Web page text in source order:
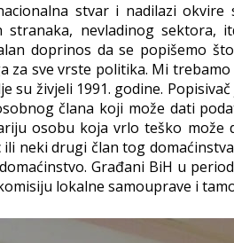
stvar i nadilazi
nevladinog sektora,
doprinos da se popišemo
za sve vrste politika. Mi
su živjeli 1991. godine.
člana koji može dati
osobu koja vrlo teško može
ili neki drugi član tog
Građani BiH u
lokalne samouprave i